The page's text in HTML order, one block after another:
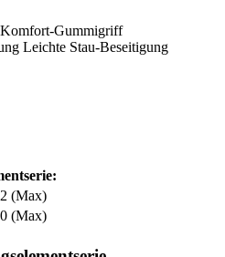
Gummigriff
Leichte Stau-Beseitigung
(Max)
(Max)